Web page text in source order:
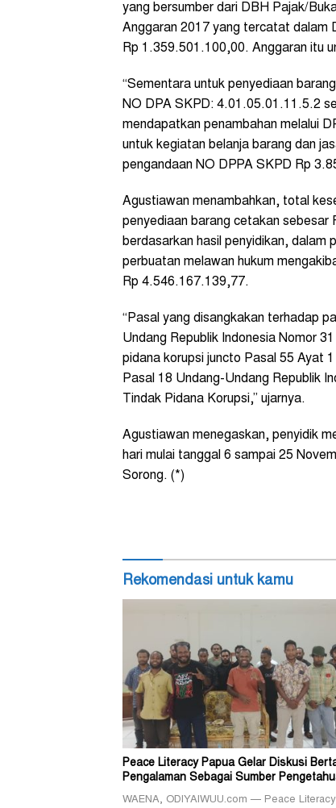
yang bersumber dari DBH Pajak/
Anggaran 2017 yang tercatat dalam
Rp 1.359.501.100,00. Anggaran itu
“Sementara untuk penyediaan
NO DPA SKPD: 4.01.05.01.11.5.2
mendapatkan penambahan melalui
untuk kegiatan belanja barang dan
pengandaan NO DPPA SKPD Rp
Agustiawan menambahkan, total
penyediaan barang cetakan
berdasarkan hasil penyidikan, dalam
perbuatan melawan hukum
Rp 4.546.167.139,77.
“Pasal yang disangkakan terhadap
Undang Republik Indonesia Nomor
pidana korupsi juncto Pasal 55 Ayat
Pasal 18 Undang-Undang Republik
Tindak Pidana Korupsi,” ujarnya.
Agustiawan menegaskan, penyidik
hari mulai tanggal 6 sampai 25
Sorong. (*)
Rekomendasi untuk kamu
Peace Literacy Papua Gelar Diskusi
Pengalaman Sebagai Sumber
WAENA, ODIYAIWUU.com — Peace